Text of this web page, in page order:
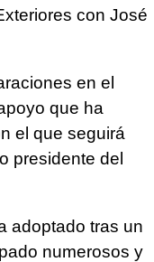
con José
en el
que ha
el que seguirá
presidente del
adoptado tras un
numerosos y